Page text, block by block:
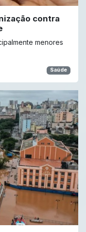
contra
menores
Saúde